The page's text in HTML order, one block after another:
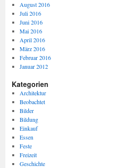
August 2016
Juli 2016
Juni 2016
Mai 2016
April 2016
März 2016
Februar 2016
Januar 2012
Kategorien
Architektur
Beobachtet
Bilder
Bildung
Einkauf
Essen
Feste
Freizeit
Geschichte